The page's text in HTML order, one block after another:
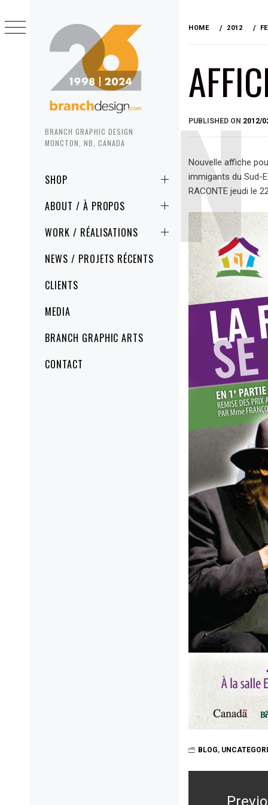
BRANCH GRAPHIC DESIGN
MONCTON, NB, CANADA
MenuSHOP
ABOUT / À PROPOS
WORK / RÉALISATIONS
NEWS / PROJETS RÉCENTS
CLIENTS
MEDIA
BRANCH GRAPHIC ARTS
CONTACT
to
content
HOME 2012
PUBLISHED ON 2012/
Nouvelle affiche
immigants du Sud-
RACONTE jeudi le
BLOG,
Post
navigation